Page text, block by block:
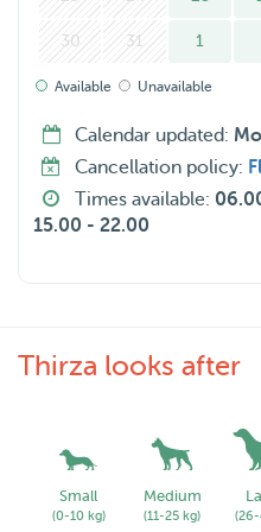
30 31 1
Available Unavailable
Calendar updated:
Cancellation policy:
Times available:
15.00 - 22.00
Thirza looks after
Small
(0-10 kg)
Medium
(11-25 kg)